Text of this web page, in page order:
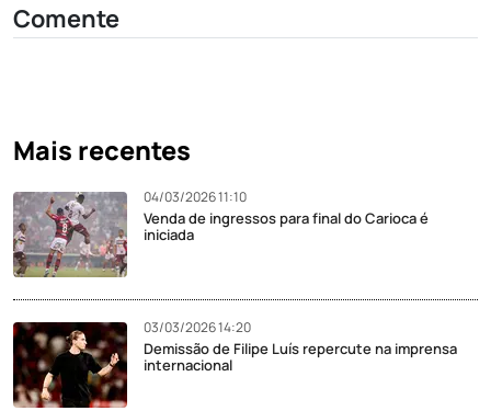
Comente
Mais recentes
04/03/2026 11:10
Venda de ingressos para final do Carioca é
iniciada
03/03/2026 14:20
Demissão de Filipe Luís repercute na imprensa
internacional